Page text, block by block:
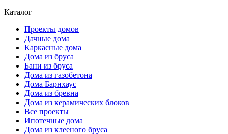
Каталог
Проекты домов
Дачные дома
Каркасные дома
Дома из бруса
Бани из бруса
Дома из газобетона
Дома Барнхаус
Дома из бревна
Дома из керамических блоков
Все проекты
Ипотечные дома
Дома из клееного бруса